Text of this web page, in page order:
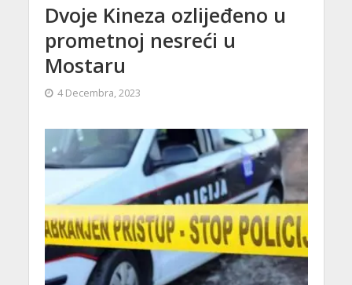
Dvoje Kineza ozlijeđeno u
prometnoj nesreći u
Mostaru
4 Decembra, 2023